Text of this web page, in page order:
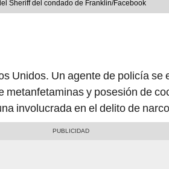
Sheriff del condado de Franklin/Facebook
Unidos. Un agente de policía se
metanfetaminas y posesión de
involucrada en el delito de